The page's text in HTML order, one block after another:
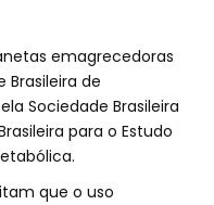
emagrecedoras
Brasileira de
Sociedade Brasileira
para o Estudo
que o uso